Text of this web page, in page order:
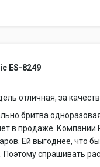
ES-8249
отличная, за
бритва
в продаже. Компании
Ей выгоднее, что
Поэтому спрашивать